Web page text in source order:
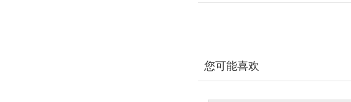
您可能喜欢